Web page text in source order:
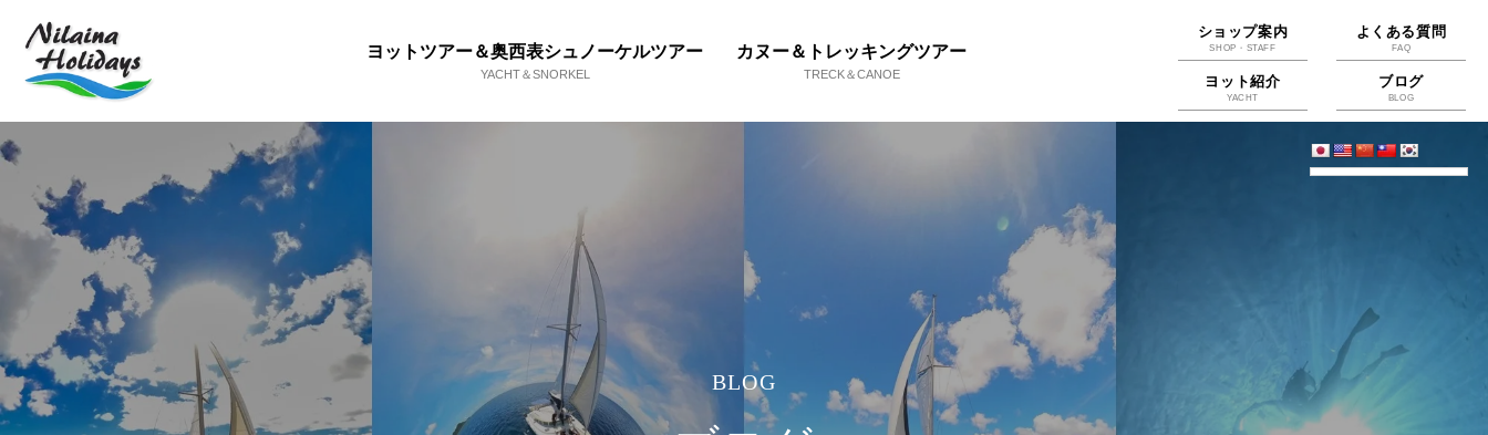
ヨットツアー＆奥西表シュノーケルツアー
YACHT＆SNORKEL
カヌー＆トレッキングツアー
TRECK＆CANOE
ショップ案内
SHOP・STAFF
よくある質問
FAQ
ヨット紹介
YACHT
ブログ
BLOG
BLOG